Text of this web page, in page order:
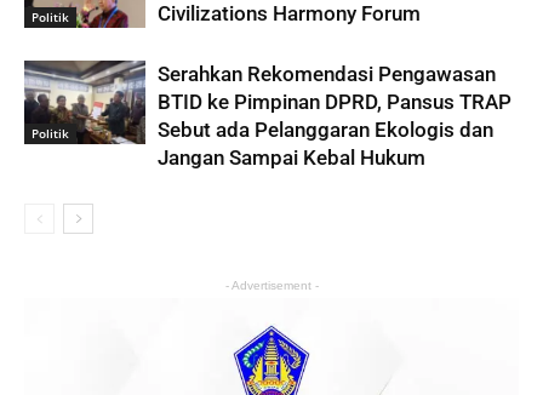
Politik
Civilizations Harmony Forum
Politik
Serahkan Rekomendasi Pengawasan
BTID ke Pimpinan DPRD, Pansus TRAP
Sebut ada Pelanggaran Ekologis dan
Jangan Sampai Kebal Hukum
- Advertisement -